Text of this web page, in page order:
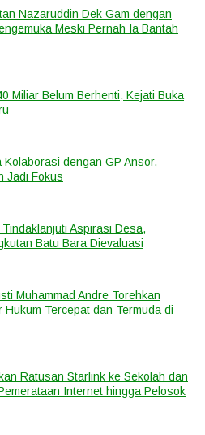
Nazaruddin Dek Gam dengan
Meski Pernah Ia Bantah
Miliar Belum Berhenti, Kejati Buka
dengan GP Ansor,
Jadi Fokus
Aspirasi Desa,
Batu Bara Dievaluasi
Muhammad Andre Torehkan
Tercepat dan Termuda di
Ratusan Starlink ke Sekolah dan
Internet hingga Pelosok